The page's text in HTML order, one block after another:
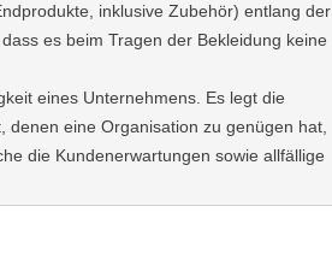
inklusive Zubehör) entlang der
es beim Tragen der Bekleidung keine
eines Unternehmens. Es legt die
eine Organisation zu genügen hat,
die Kundenerwartungen sowie allfällige